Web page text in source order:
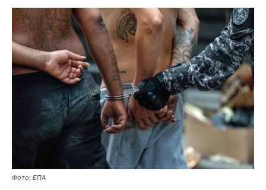
Фото: ЕПА